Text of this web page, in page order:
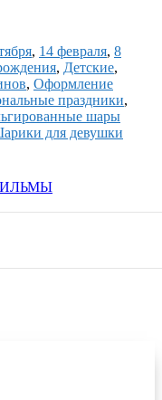
, 14 февраля, 8
, Детские,
, Оформление
праздники,
шары
для девушки